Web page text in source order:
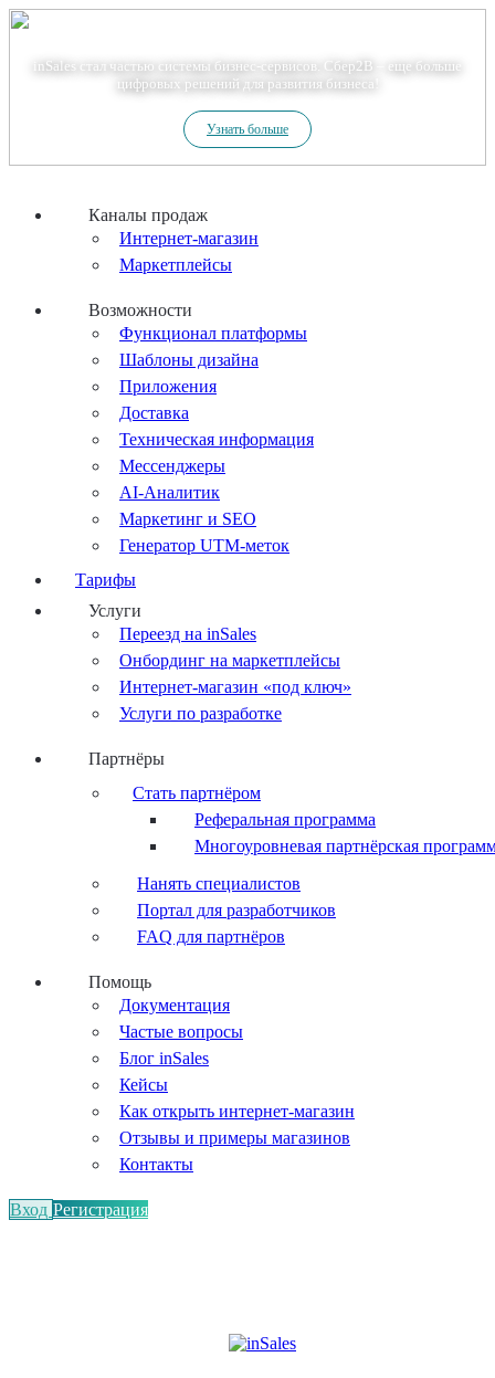
inSales стал частью системы бизнес-сервисов. Сбер2В – еще больше
цифровых решений для развития бизнеса!
Узнать больше
Каналы продаж
Интернет-магазин
Маркетплейсы
Возможности
Функционал платформы
Шаблоны дизайна
Приложения
Доставка
Техническая информация
Мессенджеры
AI-Аналитик
Маркетинг и SEO
Генератор UTM-меток
Тарифы
Услуги
Переезд на inSales
Онбординг на маркетплейсы
Интернет-магазин «под ключ»
Услуги по разработке
Партнёры
Стать партнёром
Реферальная программа
Многоуровневая партнёрская
Нанять специалистов
Портал для разработчиков
FAQ для партнёров
Помощь
Документация
Частые вопросы
Блог inSales
Кейсы
Как открыть интернет-магазин
Отзывы и примеры магазинов
Контакты
Вход Регистрация